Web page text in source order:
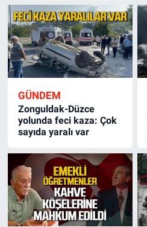
GÜNDEM
Zonguldak-Düzce
yolunda feci kaza: Çok
sayıda yaralı var